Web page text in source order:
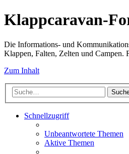
Klappcaravan-
Die Informations- und
Klappen, Falten, Zelten und Campen.
Zum Inhalt
Schnellzugriff
Unbeantwortete Themen
Aktive Themen